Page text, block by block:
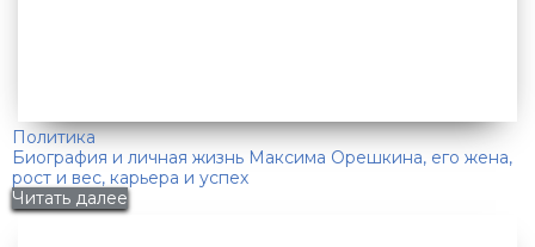
Политика
Биография и личная жизнь Максима Орешкина, его жена,
рост и вес, карьера и успех
Читать далее